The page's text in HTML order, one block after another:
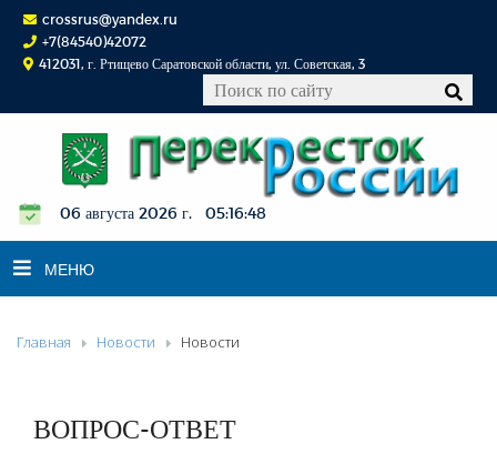
crossrus@yandex.ru
+7(84540)42072
412031, г. Ртищево Саратовской области, ул. Советская, 3
06 августа 2026 г. 05:16:48
МЕНЮ
НОВОСТИ
К СВЕДЕНИЮ
Главная Новости Новости
ВОПРОС-ОТВЕТ